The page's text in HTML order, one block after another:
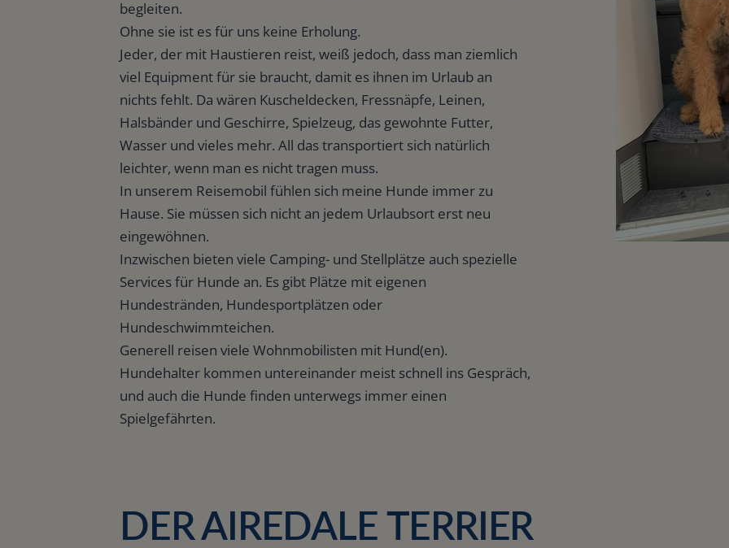
begleiten.
Ohne sie ist es für uns keine Erholung.
Jeder, der mit Haustieren reist, weiß jedoch, dass man ziemlich
viel Equipment für sie braucht, damit es ihnen im Urlaub an
nichts fehlt. Da wären Kuscheldecken, Fressnäpfe, Leinen,
Halsbänder und Geschirre, Spielzeug, das gewohnte Futter,
Wasser und vieles mehr. All das transportiert sich natürlich
leichter, wenn man es nicht tragen muss.
In unserem Reisemobil fühlen sich meine Hunde immer zu
Hause. Sie müssen sich nicht an jedem Urlaubsort erst neu
eingewöhnen.
Inzwischen bieten viele Camping- und Stellplätze auch spezielle
Services für Hunde an. Es gibt Plätze mit eigenen
Hundestränden, Hundesportplätzen oder
Hundeschwimmteichen.
Generell reisen viele Wohnmobilisten mit Hund(en).
Hundehalter kommen untereinander meist schnell ins Gespräch,
und auch die Hunde finden unterwegs immer einen
Spielgefährten.
DER AIREDALE TERRIER